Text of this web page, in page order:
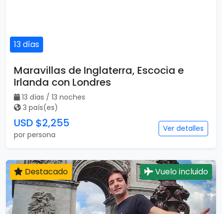
13 días
Maravillas de Inglaterra, Escocia e
Irlanda con Londres
13 días / 13 noches
3 país(es)
USD $2,255
por persona
Ver detalles
Destacado Vuelo incluido